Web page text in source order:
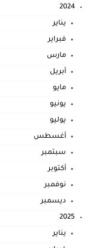
2024
يناير
فبراير
مارس
أبريل
مايو
يونيو
يوليو
أغسطس
سبتمبر
أكتوبر
نوفمبر
ديسمبر
2025
يناير